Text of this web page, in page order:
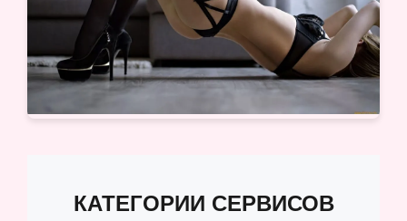
КАТЕГОРИИ СЕРВИСОВ